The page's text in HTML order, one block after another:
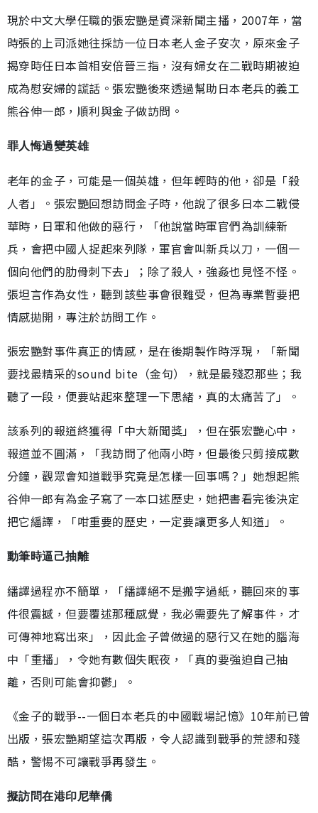
現於中文大學任職的張宏艷是資深新聞主播，2007年，當
時張的上司派她往採訪一位日本老人金子安次，原來金子
揭穿時任日本首相安倍晉三指，沒有婦女在二戰時期被迫
成為慰安婦的謊話。張宏艷後來透過幫助日本老兵的義工
熊谷伸一郎，順利與金子做訪問。
罪人悔過變英雄
老年的金子，可能是一個英雄，但年輕時的他，卻是「殺
人者」。張宏艷回想訪問金子時，他說了很多日本二戰侵
華時，日軍和他做的惡行，「他說當時軍官們為訓練新
兵，會把中國人捉起來列隊，軍官會叫新兵以刀，一個一
個向他們的肋骨刺下去」；除了殺人，強姦也見怪不怪。
張坦言作為女性，聽到該些事會很難受，但為專業暫要把
情感拋開，專注於訪問工作。
張宏艷對事件真正的情感，是在後期製作時浮現，「新聞
要找最精采的sound bite（金句），就是最殘忍那些；我
聽了一段，便要站起來整理一下思緒，真的太痛苦了」。
該系列的報道終獲得「中大新聞獎」，但在張宏艷心中，
報道並不圓滿，「我訪問了他兩小時，但最後只剪接成數
分鐘，觀眾會知道戰爭究竟是怎樣一回事嗎？」她想起熊
谷伸一郎有為金子寫了一本口述歷史，她把書看完後決定
把它繙譯，「咁重要的歷史，一定要讓更多人知道」。
動筆時逼己抽離
繙譯過程亦不簡單，「繙譯絕不是搬字過紙，聽回來的事
件很震撼，但要覆述那種感覺，我必需要先了解事件，才
可傳神地寫出來」，因此金子曾做過的惡行又在她的腦海
中「重播」，令她有數個失眠夜，「真的要強迫自己抽
離，否則可能會抑鬱」。
《金子的戰爭--一個日本老兵的中國戰場記憶》10年前已曾
出版，張宏艷期望這次再版，令人認識到戰爭的荒謬和殘
酷，警惕不可讓戰爭再發生。
擬訪問在港印尼華僑